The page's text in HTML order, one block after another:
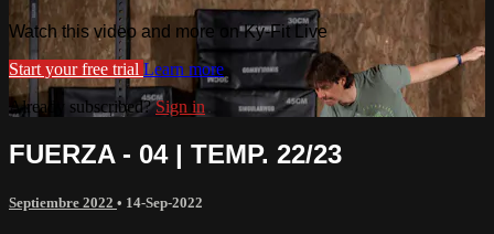
Watch this video and more on Ky-Fit Live
Start your free trial Learn more
Already subscribed?Sign in
FUERZA - 04 | TEMP. 22/23
Septiembre 2022 • 14-Sep-2022